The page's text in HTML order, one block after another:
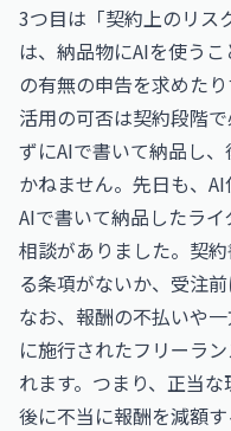
3つ目は「契約上のリス
は、納品物にAIを使う
の有無の申告を求めた
活用の可否は契約段階
ずにAIで書いて納品し
かねません。先日も、
AIで書いて納品したラ
相談がありました。契
る条項がないか、受注
なお、報酬の不払いや
に施行されたフリーラ
れます。つまり、正当
後に不当に報酬を減額